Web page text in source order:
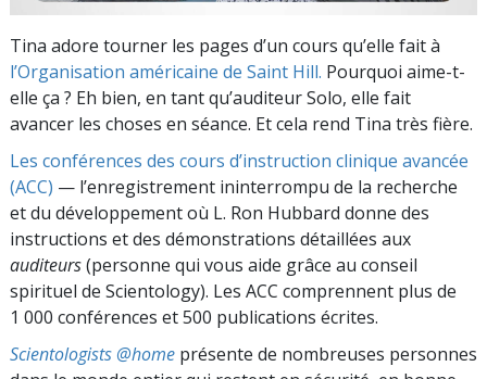
Tina adore tourner les pages d’un cours qu’elle fait à
l’Organisation américaine de Saint Hill. Pourquoi aime-t-
elle ça ? Eh bien, en tant qu’auditeur Solo, elle fait
avancer les choses en séance. Et cela rend Tina très fière.
Les conférences des cours d’instruction clinique avancée
(ACC) — l’enregistrement ininterrompu de la recherche
et du développement où L. Ron Hubbard donne des
instructions et des démonstrations détaillées aux
auditeurs(personne qui vous aide grâce au conseil
spirituel de Scientology). Les ACC comprennent plus de
1 000 conférences et 500 publications écrites.
Scientologists @home présente de nombreuses personnes